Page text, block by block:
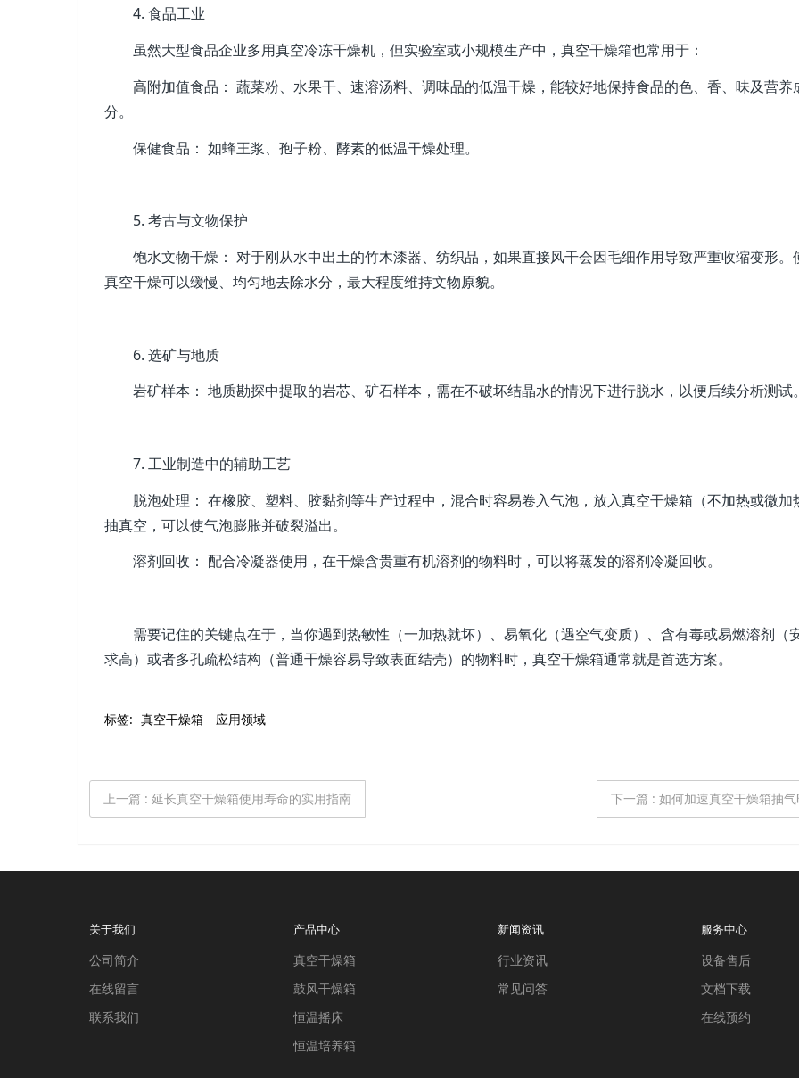
4. 食品工业
虽然大型食品企业多用真空冷冻干燥机，但实验室或小规模生产中，真空干燥箱也常用于：
高附加值食品： 蔬菜粉、水果干、速溶汤料、调味品的低温干燥，能较好地保持食品的色、香、味及营养
分。
保健食品： 如蜂王浆、孢子粉、酵素的低温干燥处理。
5. 考古与文物保护
饱水文物干燥： 对于刚从水中出土的竹木漆器、纺织品，如果直接风干会因毛细作用导致严重收缩变形。
真空干燥可以缓慢、均匀地去除水分，最大程度维持文物原貌。
6. 选矿与地质
岩矿样本： 地质勘探中提取的岩芯、矿石样本，需在不破坏结晶水的情况下进行脱水，以便后续分析测试
7. 工业制造中的辅助工艺
脱泡处理： 在橡胶、塑料、胶黏剂等生产过程中，混合时容易卷入气泡，放入真空干燥箱（不加热或微加
抽真空，可以使气泡膨胀并破裂溢出。
溶剂回收： 配合冷凝器使用，在干燥含贵重有机溶剂的物料时，可以将蒸发的溶剂冷凝回收。
需要记住的关键点在于，当你遇到热敏性（一加热就坏）、易氧化（遇空气变质）、含有毒或易燃溶剂（
求高）或者多孔疏松结构（普通干燥容易导致表面结壳）的物料时，真空干燥箱通常就是首选方案。
标签: 真空干燥箱 应用领域
上一篇 :​延长真空干燥箱使用寿命的实用指南 下一篇 :如何加速真空干燥箱抽
关于我们
公司简介
在线留言
联系我们
产品中心
真空干燥箱
鼓风干燥箱
恒温摇床
恒温培养箱
新闻资讯
行业资讯
常见问答
服务中心
设备售后
文档下载
在线预约